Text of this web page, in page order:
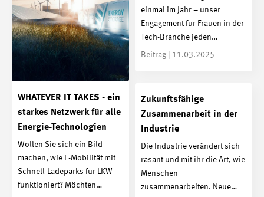
einmal im Jahr – unser
Engagement für Frauen in der
Tech-Branche jeden…
Beitrag | 11.03.2025
WHATEVER IT TAKES - ein
starkes Netzwerk für alle
Energie-Technologien
Wollen Sie sich ein Bild
machen, wie E-Mobilität mit
Schnell-Ladeparks für LKW
funktioniert? Möchten…
Zukunftsfähige
Zusammenarbeit in der
Industrie
Die Industrie verändert sich
rasant und mit ihr die Art, wie
Menschen
zusammenarbeiten. Neue…